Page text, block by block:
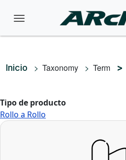
Ruta de navegación
Inicio Taxonomy Term
Tipo de producto
Rollo a Rollo